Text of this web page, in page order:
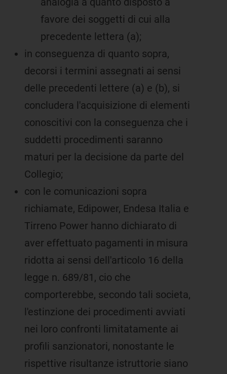
favore dei soggetti di cui alla
precedente lettera (a);
in conseguenza di quanto sopra,
decorsi i termini assegnati ai sensi
delle precedenti lettere (a) e (b), si
concludera l'acquisizione di elementi
conoscitivi con la conseguenza che i
suddetti procedimenti saranno
maturi per la decisione da parte del
Collegio;
con le comunicazioni sopra
richiamate, Edipower, Endesa Italia e
Tirreno Power hanno dichiarato di
aver effettuato pagamenti in misura
ridotta ai sensi dell'articolo 16 della
legge n. 689/81, cio che
comporterebbe, secondo tali societa,
l'estinzione dei procedimenti avviati
nei loro confronti limitatamente ai
profili sanzionatori, nonostante le
rispettive risultanze istruttorie siano